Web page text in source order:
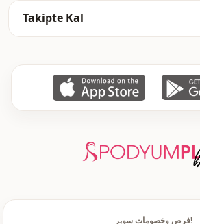
Takipte Kal
فرص وخصومات سوبر!